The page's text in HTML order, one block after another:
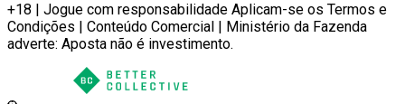
+18 | Jogue com responsabilidade Aplicam-se os Termos e
Condições | Conteúdo Comercial | Ministério da Fazenda
adverte: Aposta não é investimento.